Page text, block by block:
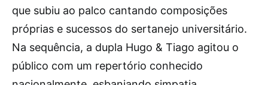
que subiu ao palco cantando composições
próprias e sucessos do sertanejo universitário.
Na sequência, a dupla Hugo & Tiago agitou o
público com um repertório conhecido